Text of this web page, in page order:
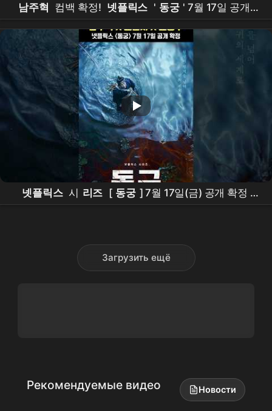
남주혁 컴백 확정! 넷플릭스 ' 동궁 ' 7월 17일 공개 –
조승우 · 노윤서 와 함께 귀신의 세계로
넷플릭스 시 리즈 [ 동궁 ] 7월 17일(금) 공개 확정 |
남주혁 Nam Joohyuk, 노윤서 , Roh Yoonseo, 조승
Загрузить ещё
Рекомендуемые видео Новости